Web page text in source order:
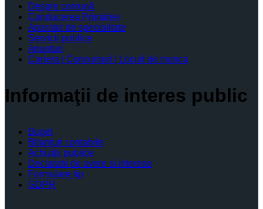
Despre comună
Conducerea Primăriei
Aparatul de specialitate
Servicii publice
Anunturi
Cariera | Concursuri | Locuri de munca
Informaţii de interes public
Buget
Bilanţuri contabile
Achiziţii publice
Declaratii de avere si interese
Formulare tip
GDPR